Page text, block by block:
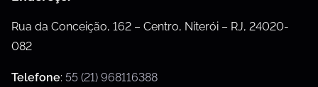
Rua da Conceição, 162 – Centro, Niterói – RJ, 24020-
082
Telefone: 55 (21) 968116388